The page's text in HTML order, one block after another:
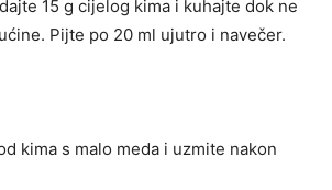
15 g cijelog kima i kuhajte dok ne
Pijte po 20 ml ujutro i navečer.
kima s malo meda i uzmite nakon